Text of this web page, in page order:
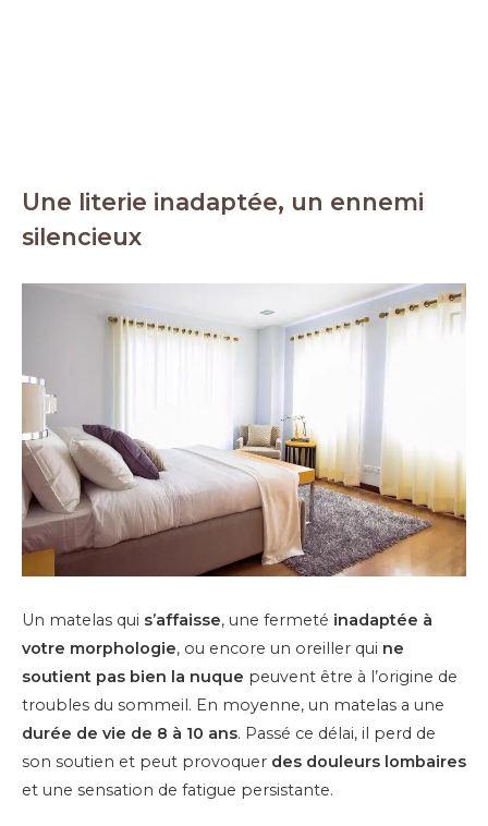
Une literie inadaptée, un ennemi
silencieux
Un matelas qui s’affaisse, une fermeté inadaptée à
votre morphologie, ou encore un oreiller qui ne
soutient pas bien la nuque peuvent être à l’origine de
troubles du sommeil. En moyenne, un matelas a une
durée de vie de 8 à 10 ans. Passé ce délai, il perd de
son soutien et peut provoquer des douleurs lombaires
et une sensation de fatigue persistante.